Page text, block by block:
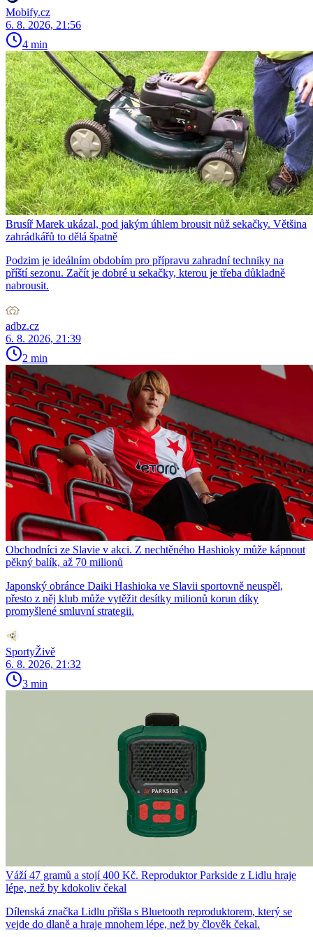
Mobify.cz
6. 8. 2026, 21:56
4 min
Brusíř Marek ukázal, pod jakým úhlem brousit nůž sekačky. Většina
zahrádkářů to dělá špatně
Podzim je ideálním obdobím pro přípravu zahradní techniky na
příští sezonu. Začít je dobré u sekačky, kterou je třeba důkladně
nabrousit.
adbz.cz
6. 8. 2026, 21:39
2 min
Obchodníci ze Slavie v akci. Z nechtěného Hashioky může kápnout
pěkný balík, až 70 milionů
Japonský obránce Daiki Hashioka ve Slavii sportovně neuspěl,
přesto z něj klub může vytěžit desítky milionů korun díky
promyšlené smluvní strategii.
SportyŽivě
6. 8. 2026, 21:32
3 min
Váží 47 gramů a stojí 400 Kč. Reproduktor Parkside z Lidlu hraje
lépe, než by kdokoliv čekal
Dílenská značka Lidlu přišla s Bluetooth reproduktorem, který se
vejde do dlaně a hraje mnohem lépe, než by člověk čekal.